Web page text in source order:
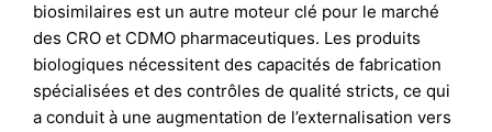
biosimilaires est un autre moteur clé pour le marché
des CRO et CDMO pharmaceutiques. Les produits
biologiques nécessitent des capacités de fabrication
spécialisées et des contrôles de qualité stricts, ce qui
a conduit à une augmentation de l’externalisation vers